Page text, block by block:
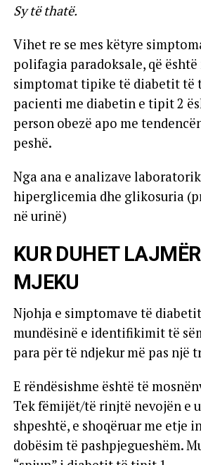
Sy të thatë.
Vihet re se mes këtyre
polifagia paradoksale, që është
simptomat tipike të diabetit të
pacienti me diabetin e tipit 2
person obezë apo me
peshë.
Nga ana e analizave
hiperglicemia dhe glikosuria
në urinë)
KUR DUHET
MJEKU
Njohja e simptomave të
mundësinë e identifikimit të
para për të ndjekur më pas një
E rëndësishme është të
Tek fëmijët/të rinjtë nevojën e
shpeshtë, e shoqëruar me etje
dobësim të pashpjegueshëm.